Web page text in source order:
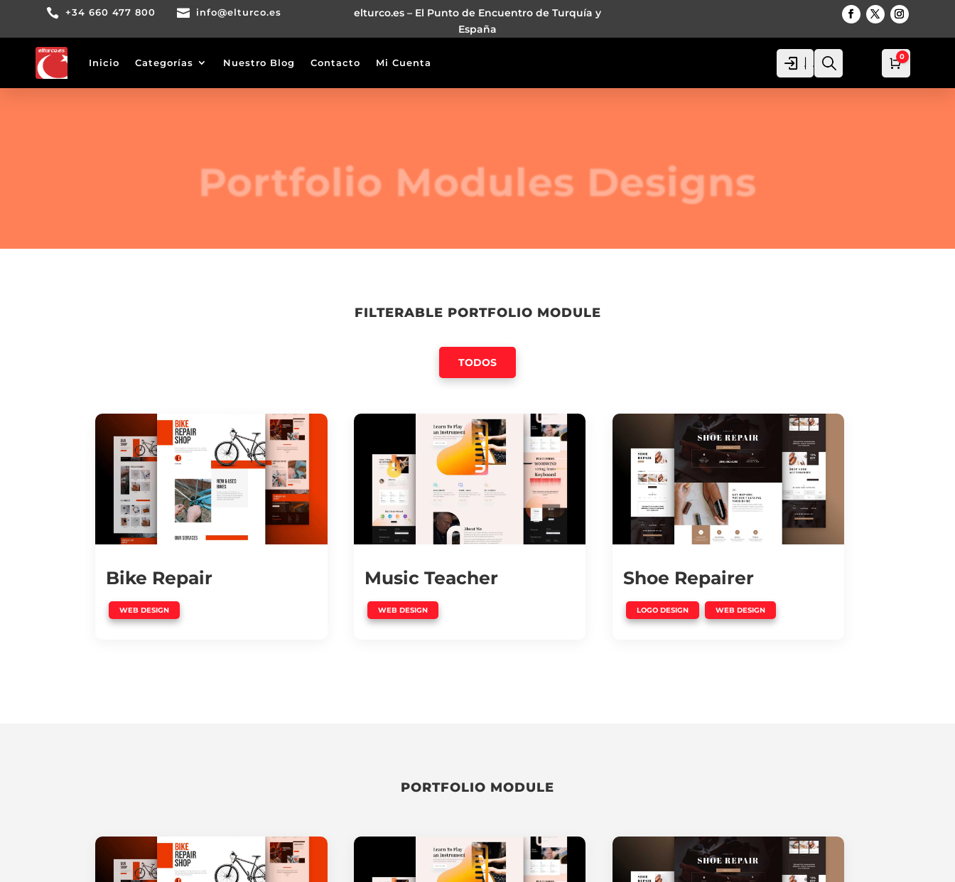
 +34 660 477 800  info@elturco.es
elturco.es – El Punto de Encuentro de Turquía y
España
Inicio Categorías Nuestro Blog Contacto Mi Cuenta Acceso
Acceso Carro
0
Portfolio Modules Designs
FILTERABLE PORTFOLIO MODULE
TODOS
Bike Repair
WEB DESIGN
Music Teacher
WEB DESIGN
Shoe Repairer
LOGO DESIGN
,
WEB DESIGN
PORTFOLIO MODULE